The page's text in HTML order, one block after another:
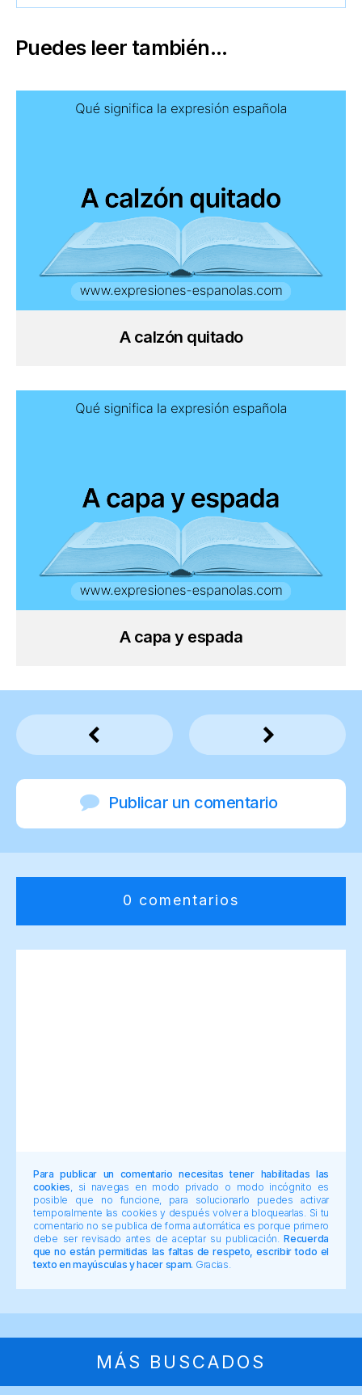
Puedes leer también...
A calzón quitado
A capa y espada
Publicar un comentario
0 comentarios
Para publicar un comentario necesitas tener habilitadas las
cookies , si navegas en modo privado o modo incógnito es
posible que no funcione, para solucionarlo puedes activar
temporalmente las cookies y después volver a bloquearlas. Si tu
comentario no se publica de forma automática es porque primero
debe ser revisado antes de aceptar su publicación.Recuerda
que no están permitidas las faltas de respeto, escribir todo el
texto en mayúsculas y hacer spam. Gracias.
MÁS BUSCADOS